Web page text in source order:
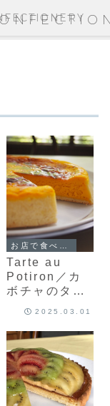
Tarte au
Potiron／カ
ボチャのタル
2025.03.01